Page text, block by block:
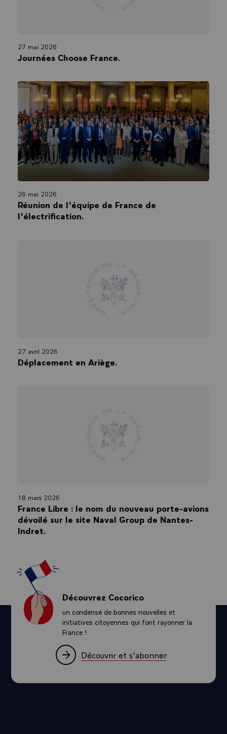
27 mai 2026
Journées Choose France.
26 mai 2026
Réunion de l'équipe de France de
l'électrification.
27 avril 2026
Déplacement en Ariège.
18 mars 2026
France Libre : le nom du nouveau porte-avions
dévoilé sur le site Naval Group de Nantes-
Indret.
Découvrez Cocorico
un condensé de bonnes nouvelles et
initiatives citoyennes qui font rayonner la
France !
Découvrir et s'abonner